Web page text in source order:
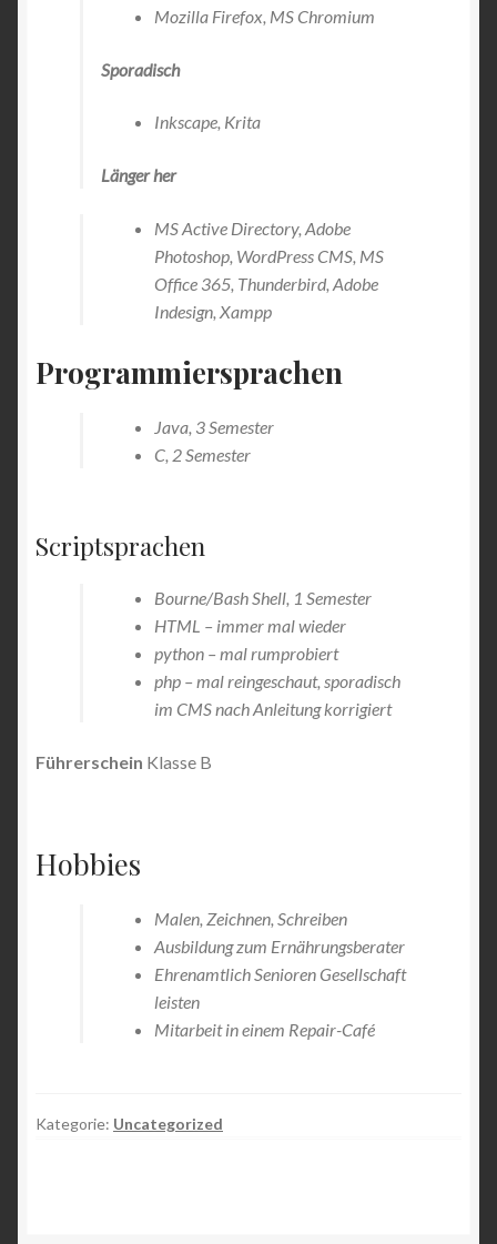
Mozilla Firefox, MS Chromium
Sporadisch
Inkscape, Krita
Länger her
MS Active Directory, Adobe
Photoshop, WordPress CMS, MS
Office 365, Thunderbird, Adobe
Indesign, Xampp
Programmiersprachen
Java, 3 Semester
C, 2 Semester
Scriptsprachen
Bourne/Bash Shell, 1 Semester
HTML – immer mal wieder
python – mal rumprobiert
php – mal reingeschaut, sporadisch
im CMS nach Anleitung korrigiert
Führerschein Klasse B
Hobbies
Malen, Zeichnen, Schreiben
Ausbildung zum Ernährungsberater
Ehrenamtlich Senioren Gesellschaft
leisten
Mitarbeit in einem Repair-Café
Kategorie: Uncategorized